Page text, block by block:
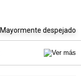
Mayormente despejado